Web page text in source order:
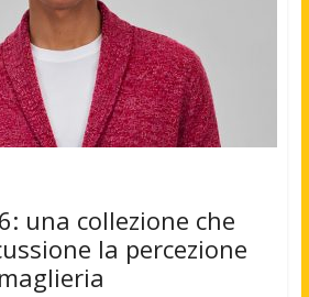
una collezione che
la percezione